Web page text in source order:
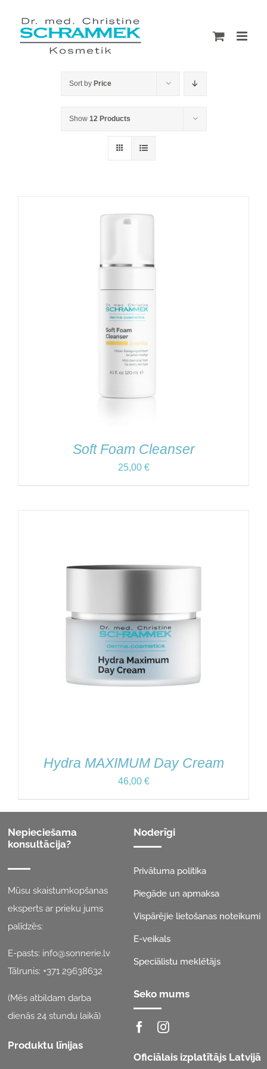
content
Sort by Price
Show 12 Products
Soft Foam Cleanser
25,00 €
Hydra MAXIMUM Day Cream
46,00 €
Nepieciešama
konsultācija?
Mūsu skaistumkopšanas
eksperts ar prieku jums
palīdzēs:
E-pasts: info@sonnerie.lv
Tālrunis:+371 29638632
(Mēs atbildam darba
dienās 24 stundu laikā)
Produktu līnijas
Noderīgi
Privātuma politika
Piegāde un apmaksa
Vispārējie lietošanas noteikumi
E-veikals
Speciālistu meklētājs
Seko mums
Oficiālais izplatītājs Latvijā